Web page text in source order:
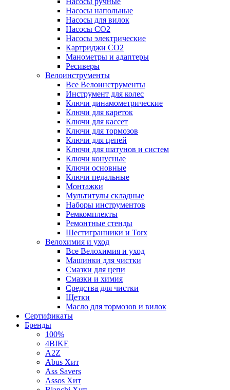
Насосы напольные
Насосы для вилок
Насосы CO2
Насосы электрические
Картриджи CO2
Манометры и адаптеры
Ресиверы
Велоинструменты
Все Велоинструменты
Инструмент для колес
Ключи динамометрические
Ключи для кареток
Ключи для кассет
Ключи для тормозов
Ключи для цепей
Ключи для шатунов и систем
Ключи конусные
Ключи основные
Ключи педальные
Монтажки
Мультитулы складные
Наборы инструментов
Ремкомплекты
Ремонтные стенды
Шестигранники и Torx
Велохимия и уход
Все Велохимия и уход
Машинки для чистки
Смазки для цепи
Смазки и химия
Средства для чистки
Щетки
Масло для тормозов и вилок
Сертификаты
Бренды
100%
4BIKE
A2Z
Abus Хит
Ass Savers
Assos Хит